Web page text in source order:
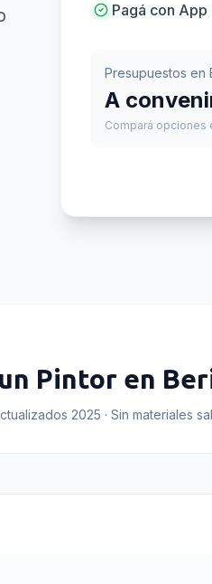
Pagá con App
Presupuestos en
A
Compará opciones
Pintoren
2025 · Sin materiales